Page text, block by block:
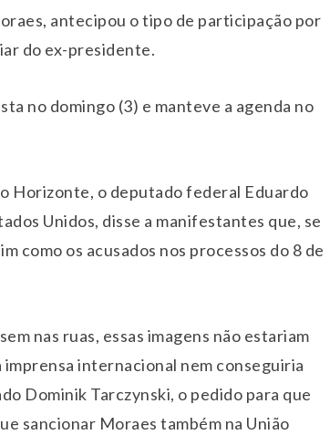
antecipou o tipo de participação por
do ex-presidente.
no domingo (3) e manteve a agenda no
Horizonte, o deputado federal Eduardo
Unidos, disse a manifestantes que, se
como os acusados nos processos do 8 de
nas ruas, essas imagens não estariam
internacional nem conseguiria
Dominik Tarczynski, o pedido para que
sancionar Moraes também na União